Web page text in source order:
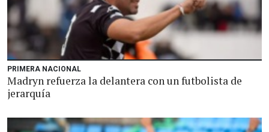
PRIMERA NACIONAL
Madryn refuerza la delantera con un futbolista de
jerarquía